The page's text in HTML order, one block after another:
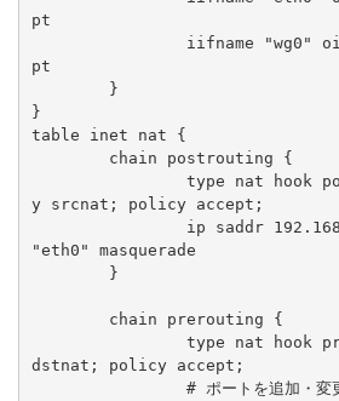
pt
pt
}
table inet nat {
y srcnat; policy accept;
"eth0" masquerade
dstnat; policy accept;